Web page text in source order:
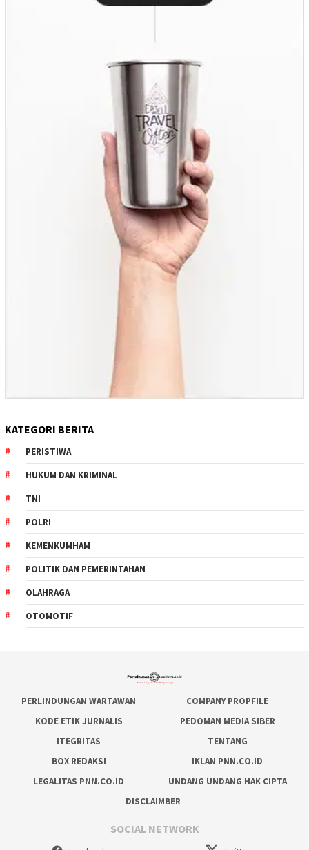
KATEGORI BERITA
PERISTIWA
HUKUM DAN KRIMINAL
TNI
POLRI
KEMENKUMHAM
POLITIK DAN PEMERINTAHAN
OLAHRAGA
OTOMOTIF
PERLINDUNGAN WARTAWAN
COMPANY PROPFILE
KODE ETIK JURNALIS
PEDOMAN MEDIA SIBER
ITEGRITAS
TENTANG
BOX REDAKSI
IKLAN PNN.CO.ID
LEGALITAS PNN.CO.ID
UNDANG UNDANG HAK CIPTA
DISCLAIMBER
SOCIAL NETWORK